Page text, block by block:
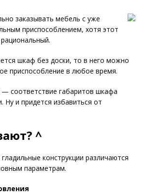
заказывать мебель с уже
приспособлением, хотя этот
шкаф без доски, то в него можно
приспособление в любое время.
соответствие габаритов шкафа
Ну и придется избавиться от
^
конструкции различаются
параметрам.